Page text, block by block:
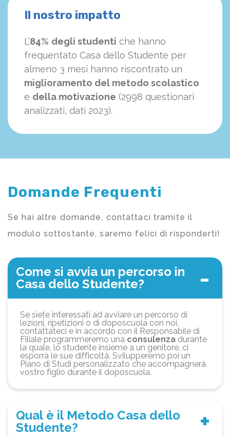
Il nostro impatto
L’84% degli studenti che hanno
frequentato Casa dello Studente per
almeno 3 mesi hanno riscontrato un
miglioramento del metodo scolastico
e della motivazione (2998 questionari
analizzati, dati 2023).
Domande Frequenti
Se hai altre domande, contattaci tramite il
modulo sottostante, saremo felici di risponderti!
Come si avvia un percorso in
Casa dello Studente?
Se siete interessati ad avviare un percorso di
lezioni, ripetizioni o di doposcuola con noi,
contattateci e in accordo con il Responsabile di
Filiale programmeremo una consulenza durante
la quale, lo studente insieme a un genitore, ci
esporrà le sue difficoltà. Svilupperemo poi un
Piano di Studi personalizzato che accompagnerà
vostro figlio durante il doposcuola.
Qual è il Metodo Casa dello
Studente?